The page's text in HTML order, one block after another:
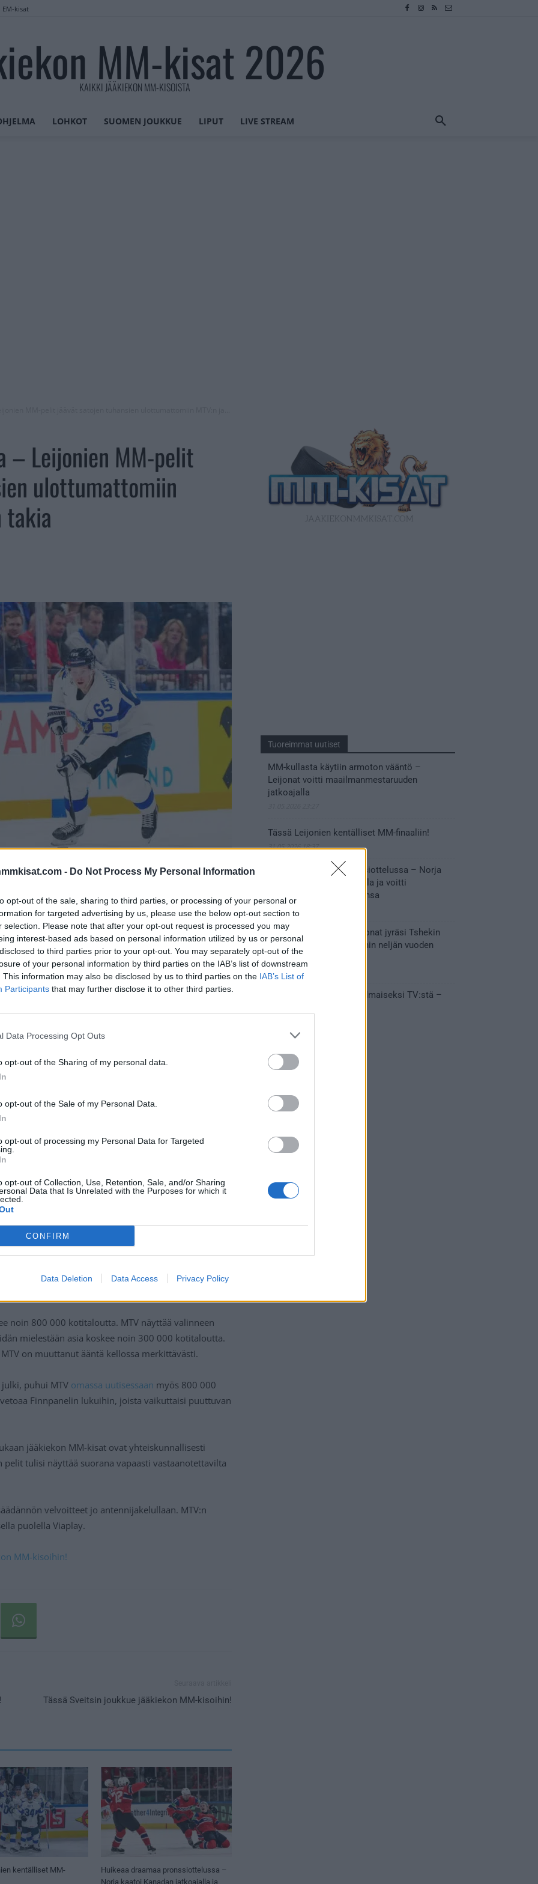
- Do Not Process My Personal Information
opt-out of the sale, sharing to third parties, or processing of your personal or
for targeted advertising by us, please use the below opt-out section to
selection. Please note that after your opt-out request is processed you may
interest-based ads based on personal information utilized by us or personal
to third parties prior to your opt-out. You may separately opt-out of the
of your personal information by third parties on the IAB’s list of downstream
This information may also be disclosed by us to third parties on the IAB’s List of
Participants that may further disclose it to other third parties.
Data Processing Opt Outs
opt-out of the Sharing of my personal data.
opt-out of the Sale of my Personal Data.
opt-out of processing my Personal Data for Targeted
opt-out of Collection, Use, Retention, Sale, and/or Sharing
Data that Is Unrelated with the Purposes for which it
CONFIRM
Data Deletion Data Access Privacy Policy
EM-kisat
MM-kisat 2026
KAIKKI JÄÄKIEKON MM-KISOISTA
LOHKOT SUOMEN JOUKKUE LIPUT LIVE STREAM
Leijonien MM-pelit
ulottumattomiin
takia
the ball during the 2023 IIHF Ice Hockey World Championship
25, 2023 in Tampere, Finland. (Photo by Samppa Toivonen/Apollo
Ilmaislähetykset Leijonien MM-otteluista jäävät
mutta vaikka asiasta on olemassa jopa lakiasetus,
ilmaislähetyksiä Suomen MM-otteluista.
lähes 800 000 katsojaa uhkasi jäädä ilman
kanavat ole päässeet ajoissa sopuun uudesta
kanavat, eli MTV3, MTV Sub sekä MTV Ava
13. toukokuuta alkaen.
noin 800 000 kotitaloutta. MTV näyttää valinneen
mielestään asia koskee noin 300 000 kotitaloutta.
on muuttanut ääntä kellossa merkittävästi.
puhui MTV omassa uutisessaan myös 800 000
vetoaa Finnpanelin lukuihin, joista vaikuttaisi puuttuvan
jääkiekon MM-kisat ovat yhteiskunnallisesti
tulisi näyttää suorana vapaasti vastaanotettavilta
velvoitteet jo antennijakelullaan. MTV:n
puolella Viaplay.
MM-kisoihin!
Tässä Sveitsin joukkue jääkiekon MM-kisoihin!
kentälliset MM-
Huikeaa draamaa pronssiottelussa –
Norja kaatoi Kanadan jatkoajalla ja
Tuoreimmat uutiset
MM-kullasta käytiin armoton vääntö –
Leijonat voitti maailmanmestaruuden
jatkoajalla
Tässä Leijonien kentälliset MM-finaaliin!
31.05.2026 18:37
Huikeaa draamaa pronssiottelussa – Norja
kaatoi Kanadan jatkoajalla ja voitti
ensimmäisen MM-mitalinsa
31.05.2026 18:25
Vakuuttava esitys – Leijonat jyräsi Tshekin
nurin ja eteni mitalipeleihin neljän vuoden
28.05.2026 19:11
Suomi – Tshekki näkyy ilmaiseksi TV:stä –